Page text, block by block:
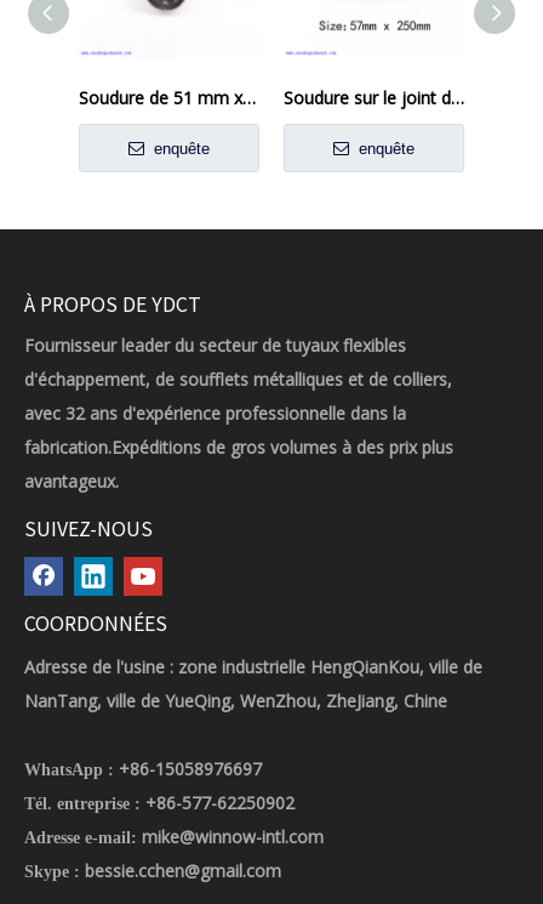
Soudure de 51 mm x 200 mm sur le tuyau flexi d'échappement Réparation du tube flexible du tuyau flexible
enquête
Soudure sur le joint d'échappement en acier inoxydable réparation de tube flexi tube de tube 57 mm x 250 mm
enquête
À PROPOS DE YDCT
Fournisseur leader du secteur de tuyaux flexibles
d'échappement, de soufflets métalliques et de colliers,
avec 32 ans d'expérience professionnelle dans la
fabrication.Expéditions de gros volumes à des prix plus
avantageux.
SUIVEZ-NOUS
COORDONNÉES
Adresse de l'usine : zone industrielle HengQianKou, ville de
NanTang, ville de YueQing, WenZhou, ZheJiang, Chine
WhatsApp : +86-15058976697
Tél. entreprise : +86-577-62250902
Adresse e-mail: mike@winnow-intl.com
Skype : bessie.cchen@gmail.com